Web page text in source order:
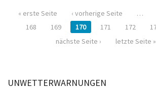
« erste Seite ‹ vorherige Seite …
168
169 170 171 172
nächste Seite ›
letzte Seite »
UNWETTERWARNUNGEN